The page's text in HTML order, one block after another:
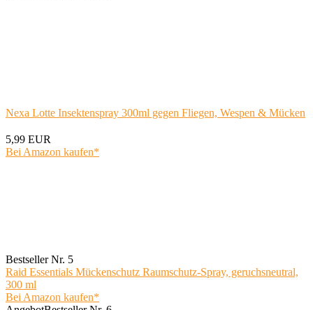
Nexa Lotte Insektenspray 300ml gegen Fliegen, Wespen & Mücken
5,99 EUR
Bei Amazon kaufen*
Bestseller Nr. 5
Raid Essentials Mückenschutz Raumschutz-Spray, geruchsneutral,
300 ml
Bei Amazon kaufen*